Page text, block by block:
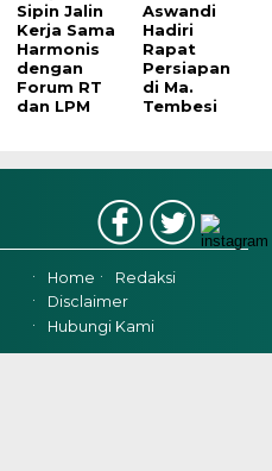
Sipin Jalin
Kerja Sama
Harmonis
dengan
Forum RT
dan LPM
Aswandi
Hadiri
Rapat
Persiapan
di Ma.
Tembesi
Home
Redaksi
Disclaimer
Hubungi Kami